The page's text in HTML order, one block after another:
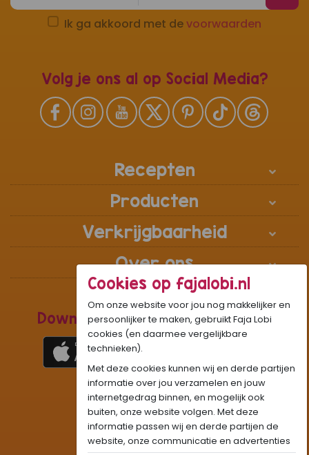
Ik ga akkoord met devoorwaarden
Volg je ons al op Social Media?
Recepten
Producten
Verkrijgbaarheid
Over ons
Download de Recepten Webapp
WhatsApp Community:
Onze gifjes al eens geprobeerd?: GIF
Beleef Sandhia’s Recepten in:
Cookies op fajalobi.nl
Om onze website voor jou nog makkelijker en
persoonlijker te maken, gebruikt Faja Lobi
cookies (en daarmee vergelijkbare
technieken).
Met deze cookies kunnen wij en derde partijen
informatie over jou verzamelen en jouw
internetgedrag binnen, en mogelijk ook
buiten, onze website volgen. Met deze
informatie passen wij en derde partijen de
website, onze communicatie en advertenties